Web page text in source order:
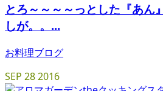
とろ～～～～っとした『あん
しが。。...
お料理ブログ
SEP 282016